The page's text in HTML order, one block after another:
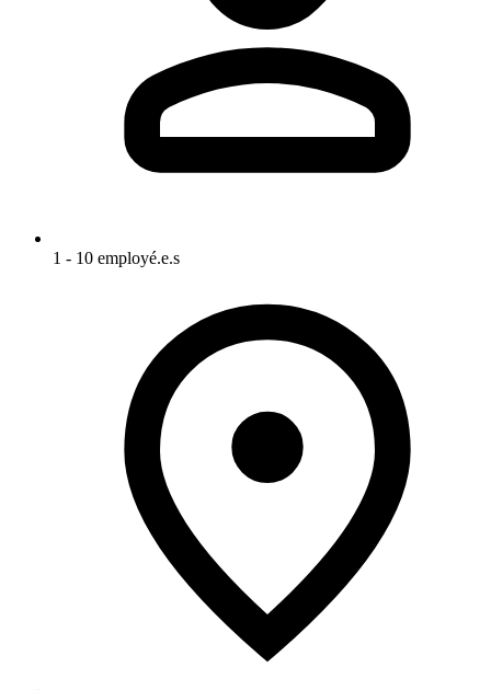
1 - 10 employé.e.s